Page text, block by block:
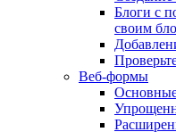
Блоги с
своим
Веб-формы